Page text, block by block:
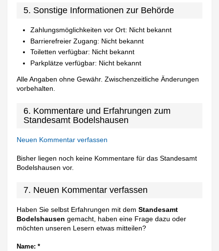
5. Sonstige Informationen zur Behörde
Zahlungsmöglichkeiten vor Ort: Nicht bekannt
Barrierefreier Zugang: Nicht bekannt
Toiletten verfügbar: Nicht bekannt
Parkplätze verfügbar: Nicht bekannt
Alle Angaben ohne Gewähr. Zwischenzeitliche Änderungen
vorbehalten.
6. Kommentare und Erfahrungen zum
Standesamt Bodelshausen
Neuen Kommentar verfassen
Bisher liegen noch keine Kommentare für das Standesamt
Bodelshausen vor.
7. Neuen Kommentar verfassen
Haben Sie selbst Erfahrungen mit demStandesamt
Bodelshausen gemacht, haben eine Frage dazu oder
möchten unseren Lesern etwas mitteilen?
Name: *